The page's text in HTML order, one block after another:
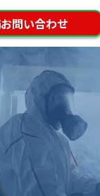
お問い合わせ